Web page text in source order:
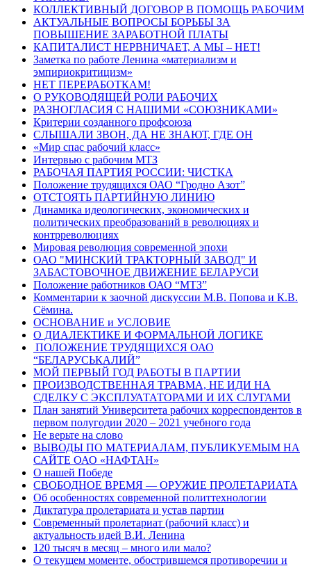
КОЛЛЕКТИВНЫЙ ДОГОВОР В ПОМОЩЬ РАБОЧИМ
АКТУАЛЬНЫЕ ВОПРОСЫ БОРЬБЫ ЗА
ПОВЫШЕНИЕ ЗАРАБОТНОЙ ПЛАТЫ
КАПИТАЛИСТ НЕРВНИЧАЕТ, А МЫ – НЕТ!
Заметка по работе Ленина «материализм и
эмпириокритицизм»
НЕТ ПЕРЕРАБОТКАМ!
О РУКОВОДЯЩЕЙ РОЛИ РАБОЧИХ
РАЗНОГЛАСИЯ С НАШИМИ «СОЮЗНИКАМИ»
Критерии созданного профсоюза
СЛЫШАЛИ ЗВОН, ДА НЕ ЗНАЮТ, ГДЕ ОН
«Мир спас рабочий класс»
Интервью с рабочим МТЗ
РАБОЧАЯ ПАРТИЯ РОССИИ: ЧИСТКА
Положение трудящихся ОАО “Гродно Азот”
ОТСТОЯТЬ ПАРТИЙНУЮ ЛИНИЮ
Динамика идеологических, экономических и
политических преобразований в революциях и
контрреволюциях
Мировая революция современной эпохи
ОАО "МИНСКИЙ ТРАКТОРНЫЙ ЗАВОД" И
ЗАБАСТОВОЧНОЕ ДВИЖЕНИЕ БЕЛАРУСИ
Положение работников ОАО “МТЗ”
Комментарии к заочной дискуссии М.В. Попова и К.В.
Сёмина.
ОСНОВАНИЕ и УСЛОВИЕ
О ДИАЛЕКТИКЕ И ФОРМАЛЬНОЙ ЛОГИКЕ
ПОЛОЖЕНИЕ ТРУДЯЩИХСЯ ОАО
“БЕЛАРУСЬКАЛИЙ”
МОЙ ПЕРВЫЙ ГОД РАБОТЫ В ПАРТИИ
ПРОИЗВОДСТВЕННАЯ ТРАВМА, НЕ ИДИ НА
СДЕЛКУ С ЭКСПЛУАТАТОРАМИ И ИХ СЛУГАМИ
План занятий Университета рабочих корреспондентов в
первом полугодии 2020 – 2021 учебного года
Не верьте на слово
ВЫВОДЫ ПО МАТЕРИАЛАМ, ПУБЛИКУЕМЫМ НА
САЙТЕ ОАО «НАФТАН»
О нашей Победе
СВОБОДНОЕ ВРЕМЯ — ОРУЖИЕ ПРОЛЕТАРИАТА
Об особенностях современной политтехнологии
Диктатура пролетариата и устав партии
Современный пролетариат (рабочий класс) и
актуальность идей В.И. Ленина
120 тысяч в месяц – много или мало?
О текущем моменте, обострившемся противоречии и